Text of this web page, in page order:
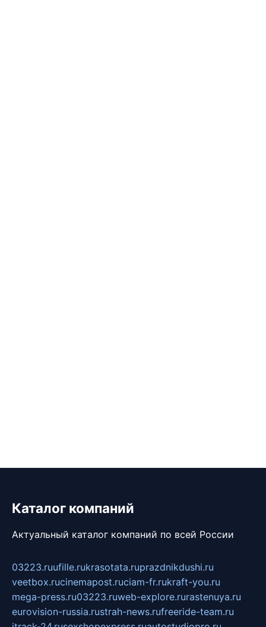
Каталог компаний
Актуальный каталог компаний по всей России
03223.ruufille.rukrasotata.ruprazdnikdushi.ru
veetbox.rucinemapost.ruciam-fr.rukraft-you.ru
mega-press.ru03223.ruweb-explore.rurastenuya.ru
eurovision-russia.rustrah-news.rufreeride-team.ru